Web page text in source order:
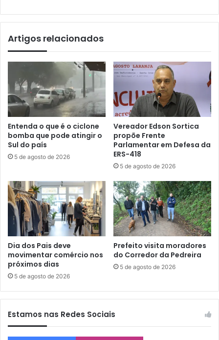
Artigos relacionados
Entenda o que é o ciclone
bomba que pode atingir o
Sul do país
5 de agosto de 2026
Vereador Edson Sortica
propõe Frente
Parlamentar em Defesa da
ERS-418
5 de agosto de 2026
Dia dos Pais deve
movimentar comércio nos
próximos dias
5 de agosto de 2026
Prefeito visita moradores
do Corredor da Pedreira
5 de agosto de 2026
Estamos nas Redes Sociais